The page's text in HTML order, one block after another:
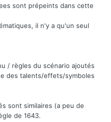
sont prépeints dans cette
il n'y a qu'un seul
/ règles du scénario ajoutés
des talents/effets/symboles
sont similaires (a peu de
de 1643.